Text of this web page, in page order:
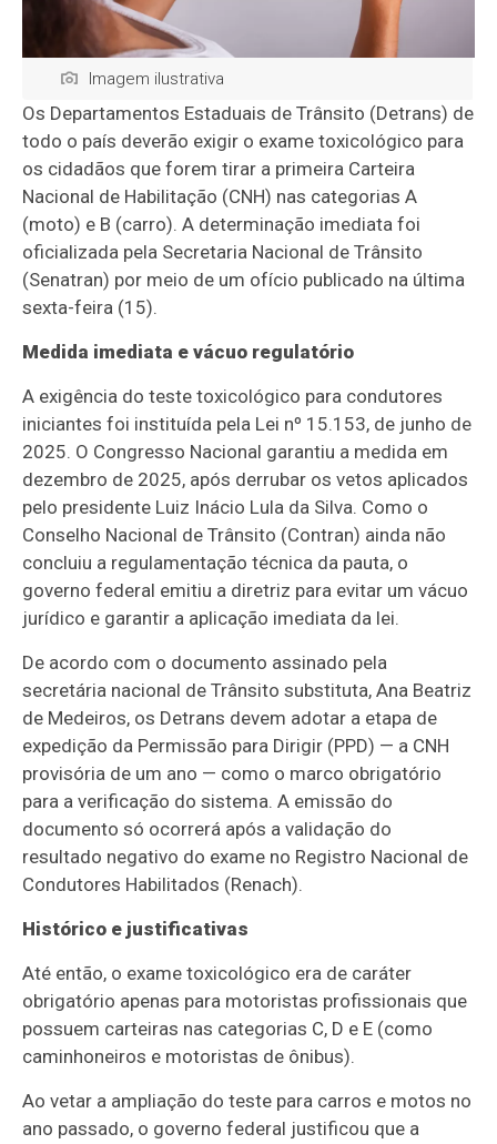
Imagem ilustrativa
Os Departamentos Estaduais de Trânsito (Detrans) de
todo o país deverão exigir o exame toxicológico para
os cidadãos que forem tirar a primeira Carteira
Nacional de Habilitação (CNH) nas categorias A
(moto) e B (carro). A determinação imediata foi
oficializada pela Secretaria Nacional de Trânsito
(Senatran) por meio de um ofício publicado na última
sexta-feira (15).
Medida imediata e vácuo regulatório
A exigência do teste toxicológico para condutores
iniciantes foi instituída pela Lei nº 15.153, de junho de
2025. O Congresso Nacional garantiu a medida em
dezembro de 2025, após derrubar os vetos aplicados
pelo presidente Luiz Inácio Lula da Silva. Como o
Conselho Nacional de Trânsito (Contran) ainda não
concluiu a regulamentação técnica da pauta, o
governo federal emitiu a diretriz para evitar um vácuo
jurídico e garantir a aplicação imediata da lei.
De acordo com o documento assinado pela
secretária nacional de Trânsito substituta, Ana Beatriz
de Medeiros, os Detrans devem adotar a etapa de
expedição da Permissão para Dirigir (PPD) — a CNH
provisória de um ano — como o marco obrigatório
para a verificação do sistema. A emissão do
documento só ocorrerá após a validação do
resultado negativo do exame no Registro Nacional de
Condutores Habilitados (Renach).
Histórico e justificativas
Até então, o exame toxicológico era de caráter
obrigatório apenas para motoristas profissionais que
possuem carteiras nas categorias C, D e E (como
caminhoneiros e motoristas de ônibus).
Ao vetar a ampliação do teste para carros e motos no
ano passado, o governo federal justificou que a